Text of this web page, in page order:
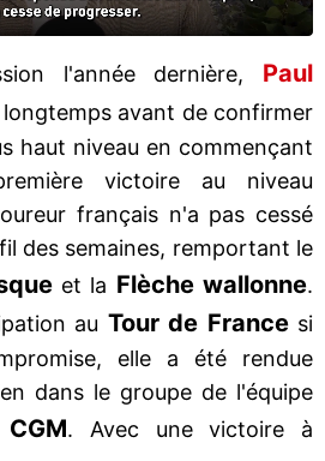
l'année dernière, Paul
longtemps avant de confirmer
haut niveau en commençant
victoire au niveau
français n'a pas cessé
des semaines, remportant le
et la Flèche wallonne.
au Tour de Francesi
elle a été rendue
dans le groupe de l'équipe
. Avec une victoire à